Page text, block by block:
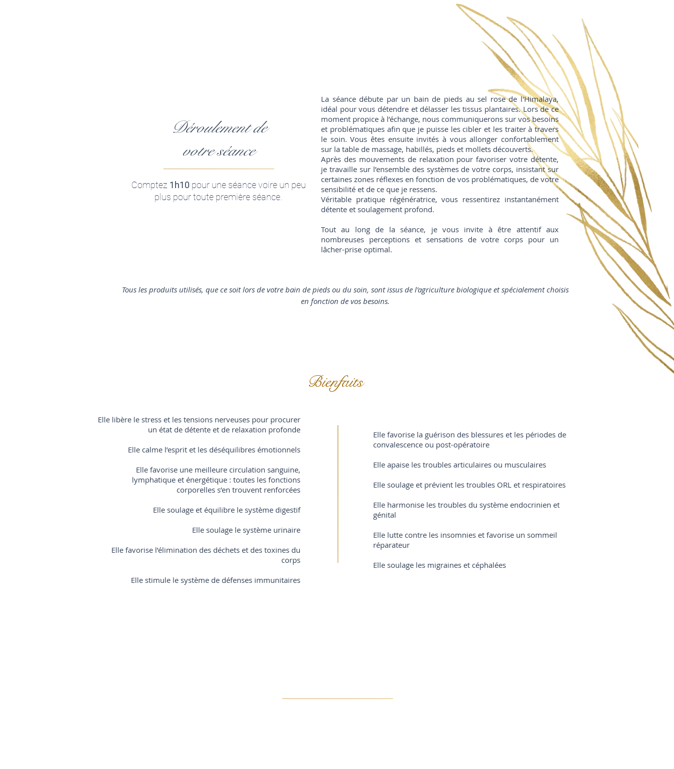
Bienfaits
La séance débute par un bain de pieds au sel rose de l'Himalaya,
idéal pour vous détendre et délasser les tissus plantaires. Lors de ce
moment propice à l’échange, nous communiquerons sur vos besoins
et problématiques afin que je puisse les cibler et les traiter à travers
le soin. Vous êtes ensuite invités à vous allonger confortablement
sur la table de massage, habillés, pieds et mollets découverts.
Après des mouvements de relaxation pour favoriser votre détente,
je travaille sur l’ensemble des systèmes de votre corps, insistant sur
certaines zones réflexes en fonction de vos problématiques, de votre
sensibilité et de ce que je ressens.
Véritable pratique régénératrice, vous ressentirez instantanément
détente et soulagement profond.
Tout au long de la séance, je vous invite à être attentif aux
nombreuses perceptions et sensations de votre corps pour un
lâcher-prise optimal.
Déroulement de
votre séance
Comptez 1h10 pour une séance voire un peu
plus pour toute première séance.
Tous les produits utilisés, que ce soit lors de votre bain de pieds ou du soin, sont issus de l’agriculture biologique et spécialement choisis
en fonction de vos besoins.
Elle libère le stress et les tensions nerveuses pour procurer
un état de détente et de relaxation profonde
Elle calme l’esprit et les déséquilibres émotionnels
Elle favorise une meilleure circulation sanguine,
lymphatique et énergétique : toutes les fonctions
corporelles s’en trouvent renforcées
Elle soulage et équilibre le système digestif
Elle soulage le système urinaire
Elle favorise l’élimination des déchets et des toxines du
corps
Elle stimule le système de défenses immunitaires
Elle favorise la guérison des blessures et les périodes de
convalescence ou post-opératoire
Elle apaise les troubles articulaires ou musculaires
Elle soulage et prévient les troubles ORL et respiratoires
Elle harmonise les troubles du système endocrinien et
génital
Elle lutte contre les insomnies et favorise un sommeil
réparateur
Elle soulage les migraines et céphalées